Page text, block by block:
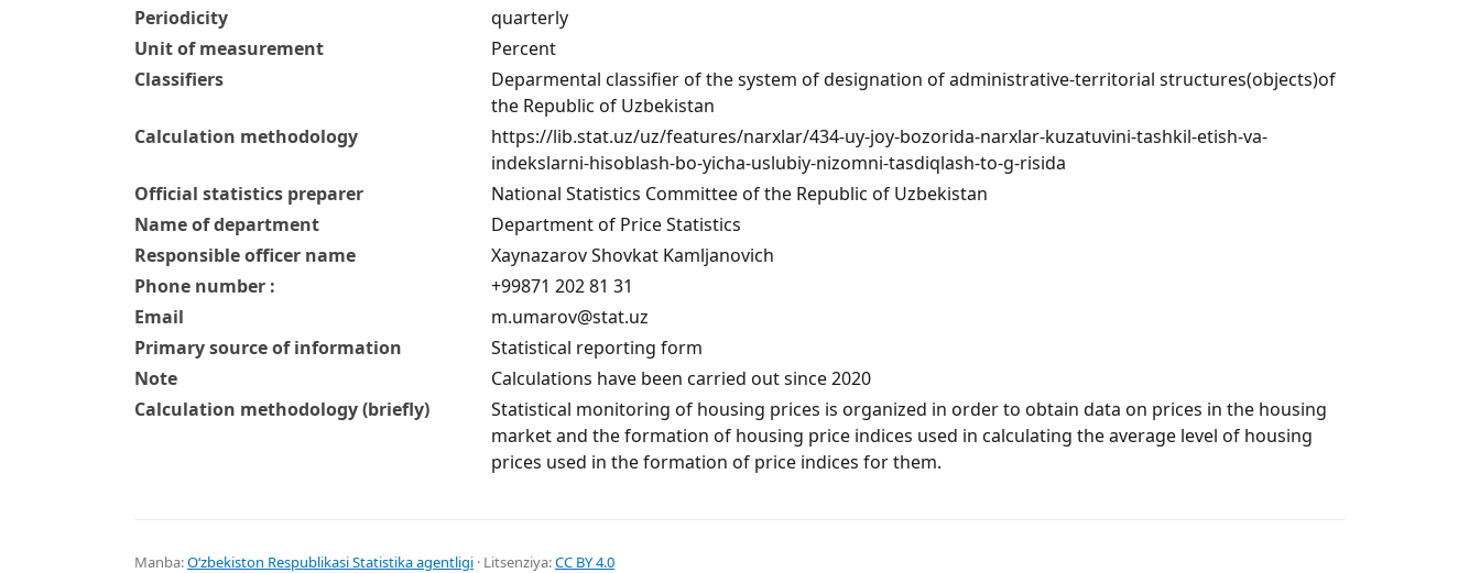
Periodicity
quarterly
Unit of measurement
Percent
Classifiers
Deparmental classifier of the system of designation of administrative-territorial structures(objects)of
the Republic of Uzbekistan
Calculation methodology
https://lib.stat.uz/uz/features/narxlar/434-uy-joy-bozorida-narxlar-kuzatuvini-tashkil-etish-va-
indekslarni-hisoblash-bo-yicha-uslubiy-nizomni-tasdiqlash-to-g-risida
Official statistics preparer
National Statistics Committee of the Republic of Uzbekistan
Name of department
Department of Price Statistics
Responsible officer name
Xaynazarov Shovkat Kamljanovich
Phone number :
+99871 202 81 31
Email
m.umarov@stat.uz
Primary source of information
Statistical reporting form
Note
Calculations have been carried out since 2020
Calculation methodology (briefly)
Statistical monitoring of housing prices is organized in order to obtain data on prices in the housing
market and the formation of housing price indices used in calculating the average level of housing
prices used in the formation of price indices for them.
Manba:Oʻzbekiston Respublikasi Statistika agentligi · Litsenziya:CC BY 4.0